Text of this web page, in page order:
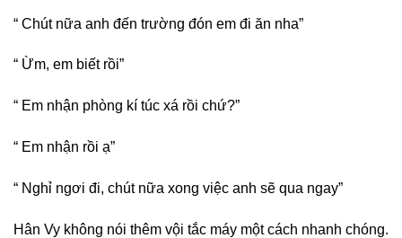
“ Chút nữa anh đến trường đón em đi ăn nha”
“ Ừm, em biết rồi”
“ Em nhận phòng kí túc xá rồi chứ?”
“ Em nhận rồi ạ”
“ Nghỉ ngơi đi, chút nữa xong việc anh sẽ qua ngay”
Hân Vy không nói thêm vội tắc máy một cách nhanh chóng.